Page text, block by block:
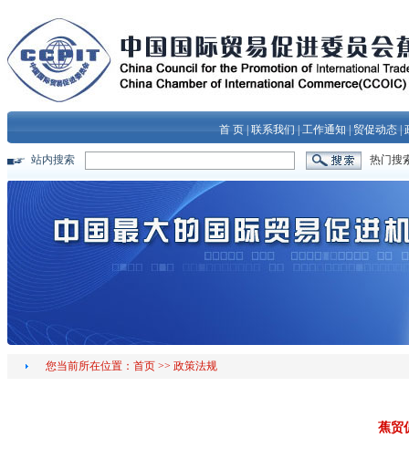
首 页 联系我们 工作通知 贸促动态
站内搜索 热门搜
您当前所在位置： 首页>> 政策法规
蕉贸